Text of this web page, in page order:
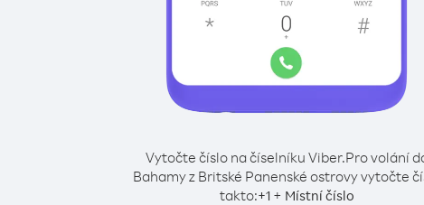
Vytočte číslo na číselníku Viber.Pro volání
Bahamy z Britské Panenské ostrovy vytočte
takto:+1+ Místní číslo